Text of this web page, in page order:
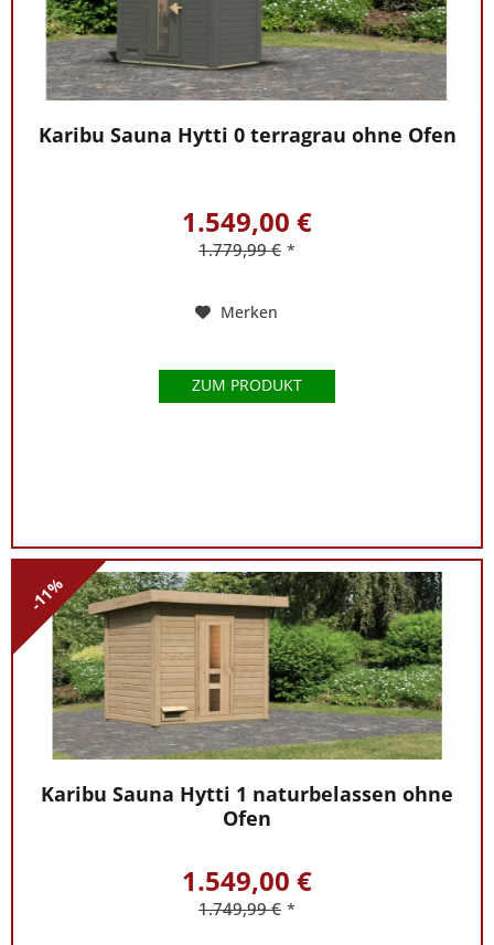
Karibu Sauna Hytti 0 terragrau ohne Ofen
1.549,00 €
1.779,99 € *
Merken
ZUM PRODUKT
-11%
Karibu Sauna Hytti 1 naturbelassen ohne
Ofen
1.549,00 €
1.749,99 € *